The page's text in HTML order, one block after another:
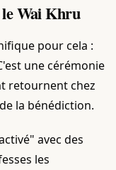
Wai Khru
pour cela :
une cérémonie
retournent chez
la bénédiction.
avec des
les